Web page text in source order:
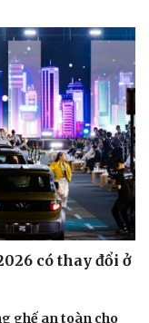
có thay đổi ở
ghế an toàn cho